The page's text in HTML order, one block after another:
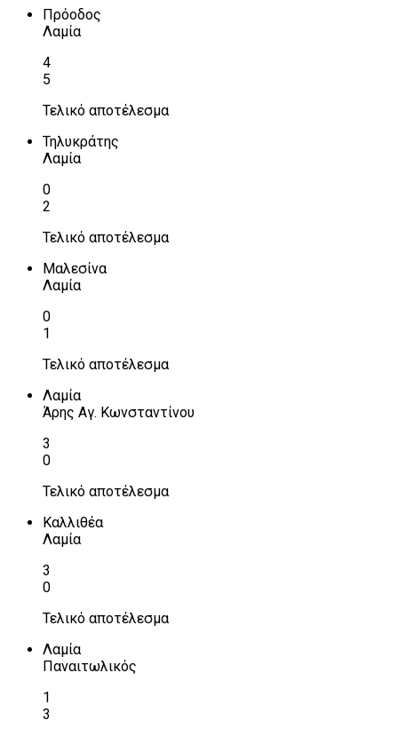
Πρόοδος
Λαμία
4
5
Τελικό αποτέλεσμα
Τηλυκράτης
Λαμία
0
2
Τελικό αποτέλεσμα
Μαλεσίνα
Λαμία
0
1
Τελικό αποτέλεσμα
Λαμία
Άρης Αγ. Κωνσταντίνου
3
0
Τελικό αποτέλεσμα
Καλλιθέα
Λαμία
3
0
Τελικό αποτέλεσμα
Λαμία
Παναιτωλικός
1
3